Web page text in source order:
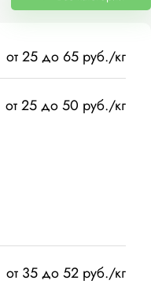
от 25 до 65 руб./кг
от 25 до 50 руб./кг
от 35 до 52 руб./кг